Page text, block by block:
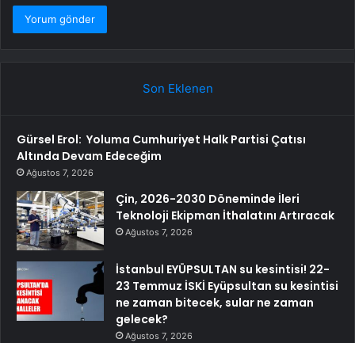
Son Eklenen
Gürsel Erol: Yoluma Cumhuriyet Halk Partisi Çatısı
Altında Devam Edeceğim
Ağustos 7, 2026
Çin, 2026-2030 Döneminde İleri
Teknoloji Ekipman İthalatını Artıracak
Ağustos 7, 2026
İstanbul EYÜPSULTAN su kesintisi! 22-
23 Temmuz İSKİ Eyüpsultan su kesintisi
ne zaman bitecek, sular ne zaman
gelecek?
Ağustos 7, 2026